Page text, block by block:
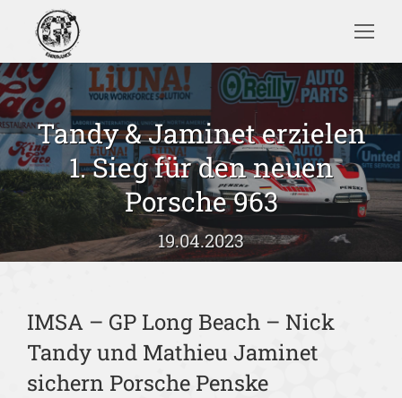
Search:
Tandy & Jaminet erzielen
1. Sieg für den neuen
Porsche 963
19.04.2023
Sie befinden sich hier:
IMSA – GP Long Beach – Nick
Tandy und Mathieu Jaminet
sichern Porsche Penske